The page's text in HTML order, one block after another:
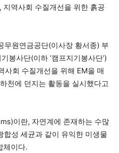
역사회 수질개선을 위한 흙공
무원연금공단(이사장 황서종) 부
봉사단(이하 ‘캠프지기봉사단’)
사회 수질개선을 위해 EM을 매
천에 던지는 활동을 실시했다고
이란, 자연계에 존재하는 수많
합성 세균과 같이 유익한 미생물
체이다.